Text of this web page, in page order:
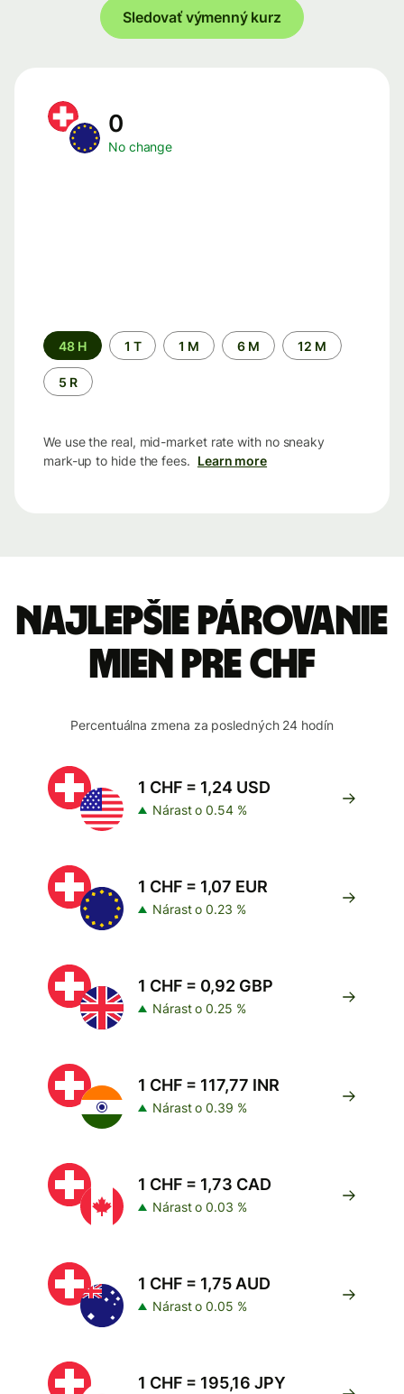
Sledovať výmenný kurz
0
No change
Time
period
48 H 1 T 1 M 6 M 12 M
5 R
We use the real, mid-market rate with no sneaky
mark-up to hide the fees. Learn more
Najlepšie párovanie
mien pre CHF
Percentuálna zmena za posledných 24 hodín
1 CHF = 1,24 USD
Nárast o 0.54 %
1 CHF = 1,07 EUR
Nárast o 0.23 %
1 CHF = 0,92 GBP
Nárast o 0.25 %
1 CHF = 117,77 INR
Nárast o 0.39 %
1 CHF = 1,73 CAD
Nárast o 0.03 %
1 CHF = 1,75 AUD
Nárast o 0.05 %
1 CHF = 195,16 JPY